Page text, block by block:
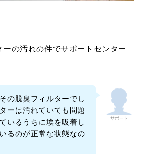
ーの汚れの件でサポートセンター
サポート
の脱臭フィルターでし
ーは汚れていても問題
いるうちに埃を吸着し
るのが正常な状態なの